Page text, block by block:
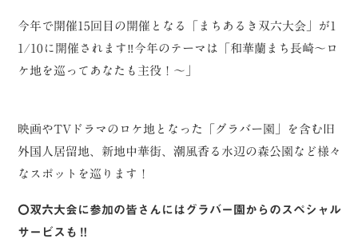
今年で開催15回目の開催となる「まちあるき双六大会」が1
1/10に開催されます‼今年のテーマは「和華蘭まち長崎～ロ
ケ地を巡ってあなたも主役！〜」
映画やTVドラマのロケ地となった「グラバー園」を含む旧
外国人居留地、新地中華街、潮風香る水辺の森公園など様々
なスポットを巡ります！
〇双六大会に参加の皆さんにはグラバー園からのスペシャル
サービスも‼